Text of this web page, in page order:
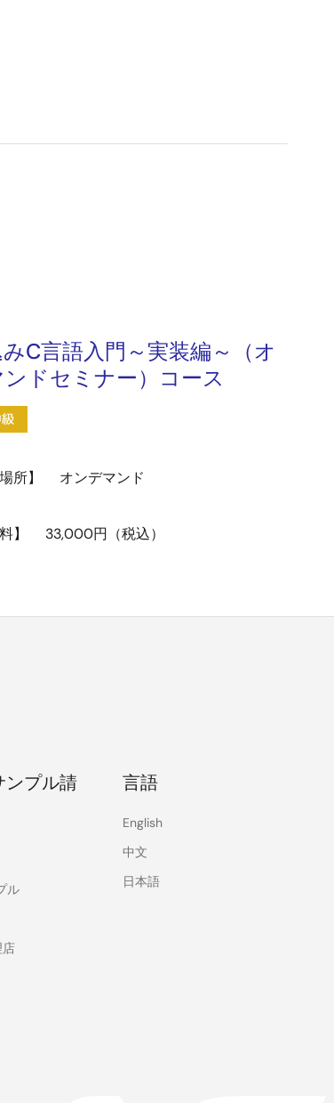
C言語入門～実装編～（オ
ドセミナー）コース
所】 オンデマンド
】 33,000円（税込）
ンプル請
ル
言語
English
中文
日本語